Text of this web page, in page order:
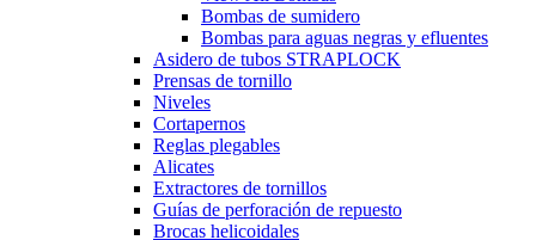
Bombas de sumidero
Bombas para aguas negras y efluentes
Asidero de tubos STRAPLOCK
Prensas de tornillo
Niveles
Cortapernos
Reglas plegables
Alicates
Extractores de tornillos
Guías de perforación de repuesto
Brocas helicoidales